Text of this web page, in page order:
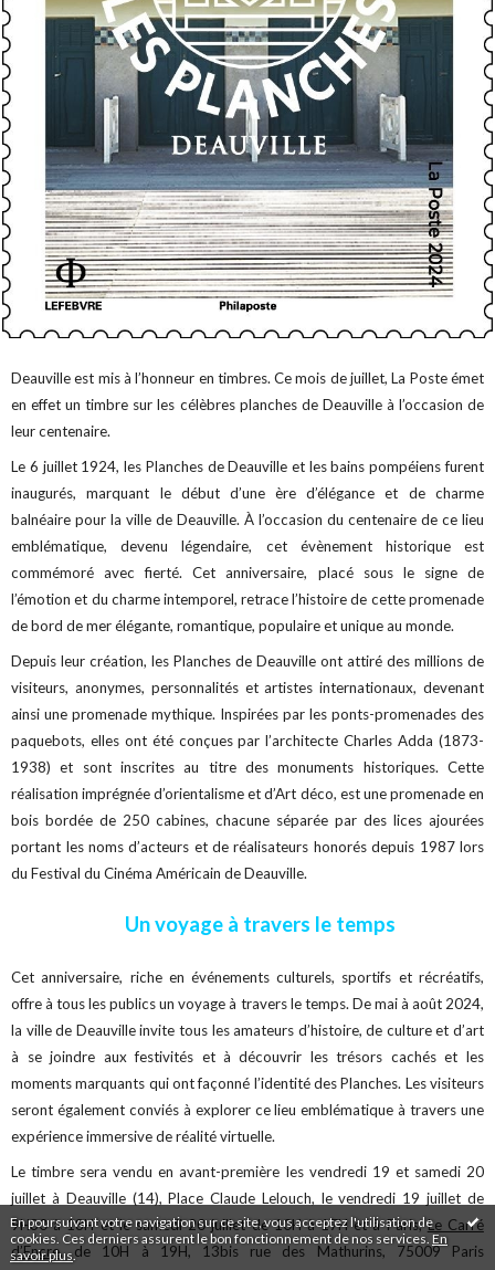
En poursuivant votre navigation sur ce site, vous acceptez l'utilisation de
cookies. Ces derniers assurent le bon fonctionnement de nos services.En
savoir plus .
Deauville est mis à l’honneur en timbres. Ce mois de juillet, La Poste émet
en effet un timbre sur les célèbres planches de Deauville à l’occasion de
leur centenaire.
Le 6 juillet 1924, les Planches de Deauville et les bains pompéiens furent
inaugurés, marquant le début d’une ère d’élégance et de charme
balnéaire pour la ville de Deauville. À l’occasion du centenaire de ce lieu
emblématique, devenu légendaire, cet évènement historique est
commémoré avec fierté. Cet anniversaire, placé sous le signe de
l’émotion et du charme intemporel, retrace l’histoire de cette promenade
de bord de mer élégante, romantique, populaire et unique au monde.
Depuis leur création, les Planches de Deauville ont attiré des millions de
visiteurs, anonymes, personnalités et artistes internationaux, devenant
ainsi une promenade mythique. Inspirées par les ponts-promenades des
paquebots, elles ont été conçues par l’architecte Charles Adda (1873-
1938) et sont inscrites au titre des monuments historiques. Cette
réalisation imprégnée d’orientalisme et d’Art déco, est une promenade en
bois bordée de 250 cabines, chacune séparée par des lices ajourées
portant les noms d’acteurs et de réalisateurs honorés depuis 1987 lors
du Festival du Cinéma Américain de Deauville.
Un voyage à travers le temps
Cet anniversaire, riche en événements culturels, sportifs et récréatifs,
offre à tous les publics un voyage à travers le temps. De mai à août 2024,
la ville de Deauville invite tous les amateurs d’histoire, de culture et d’art
à se joindre aux festivités et à découvrir les trésors cachés et les
moments marquants qui ont façonné l’identité des Planches. Les visiteurs
seront également conviés à explorer ce lieu emblématique à travers une
expérience immersive de réalité virtuelle.
Le timbre sera vendu en avant-première les vendredi 19 et samedi 20
juillet à Deauville (14), Place Claude Lelouch, le vendredi 19 juillet de
9H30 à 18H et le samedi 20 juillet de 10H à 17H et à Paris,Le Carré
d’Encre, de 10H à 19H, 13bis rue des Mathurins, 75009 Paris